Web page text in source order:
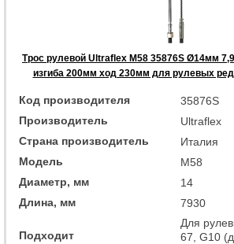
Трос рулевой Ultraflex M58 35876S Ø14мм
изгиба 200мм ход 230мм для рулевых
Код производителя
35876S
Производитель
Ultraflex
Страна производитель
Италия
Модель
M58
Диаметр, мм
14
Длина, мм
7930
Подходит
Для
67, G10